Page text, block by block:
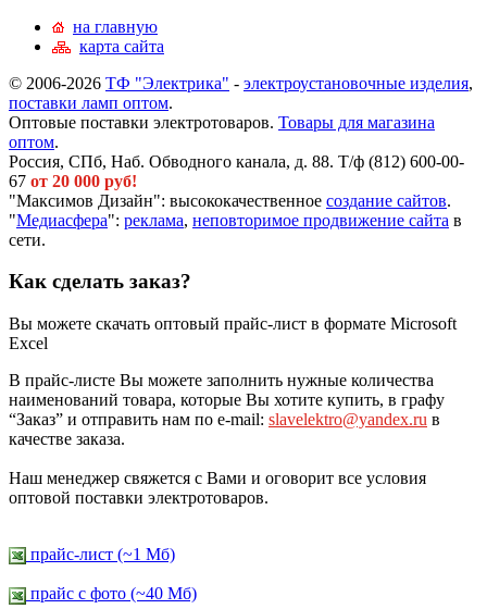
на главную
карта сайта
© 2006-2026 ТФ "Электрика" - электроустановочные изделия,
поставки ламп оптом.
Оптовые поставки электротоваров. Товары для магазина
оптом.
Россия, СПб, Наб. Обводного канала, д. 88. Т/ф (812) 600-00-
67 от 20 000 руб!
"Максимов Дизайн": высококачественное создание сайтов.
"Медиасфера": реклама, неповторимое продвижение сайта в
сети.
Как сделать заказ?
Вы можете скачать оптовый прайс-лист в формате Microsoft
Excel
В прайс-листе Вы можете заполнить нужные количества
наименований товара, которые Вы хотите купить, в графу
“Заказ” и отправить нам по e-mail: slavelektro@yandex.ru в
качестве заказа.
Наш менеджер свяжется с Вами и оговорит все условия
оптовой поставки электротоваров.
прайс-лист (~1 Мб)
прайс c фото (~40 Мб)